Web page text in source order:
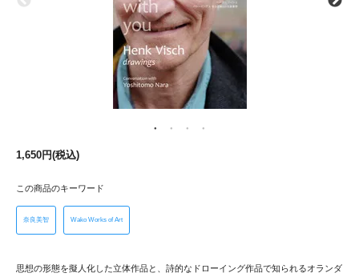
1,650円(税込)
この商品のキーワード
奈良美智 Wako Works of Art
思想の形態を擬人化した立体作品と、詩的なドローイング作品で知られるオランダ